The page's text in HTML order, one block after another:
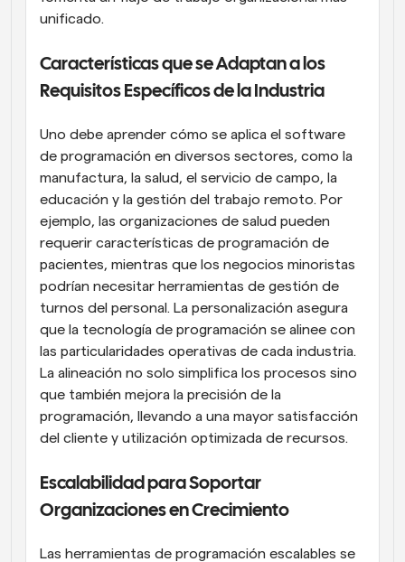
unificado.
Características que se Adaptan a los
Requisitos Específicos de la Industria
Uno debe aprender cómo se aplica el software
de programación en diversos sectores, como la
manufactura, la salud, el servicio de campo, la
educación y la gestión del trabajo remoto. Por
ejemplo, las organizaciones de salud pueden
requerir características de programación de
pacientes, mientras que los negocios minoristas
podrían necesitar herramientas de gestión de
turnos del personal. La personalización asegura
que la tecnología de programación se alinee con
las particularidades operativas de cada industria.
La alineación no solo simplifica los procesos sino
que también mejora la precisión de la
programación, llevando a una mayor satisfacción
del cliente y utilización optimizada de recursos.
Escalabilidad para Soportar
Organizaciones en Crecimiento
Las herramientas de programación escalables se